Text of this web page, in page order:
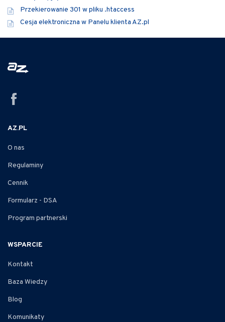
Przekierowanie 301 w pliku .htaccess
Cesja elektroniczna w Panelu klienta AZ.pl
AZ.PL
O nas
Regulaminy
Cennik
Formularz - DSA
Program partnerski
WSPARCIE
Kontakt
Baza Wiedzy
Blog
Komunikaty